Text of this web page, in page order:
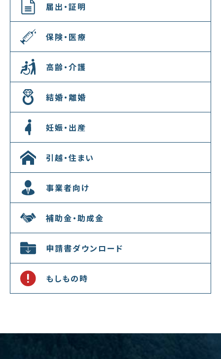
届出・証明
保険・医療
高齢・介護
結婚・離婚
妊娠・出産
引越・住まい
事業者向け
補助金・助成金
申請書ダウンロード
もしもの時